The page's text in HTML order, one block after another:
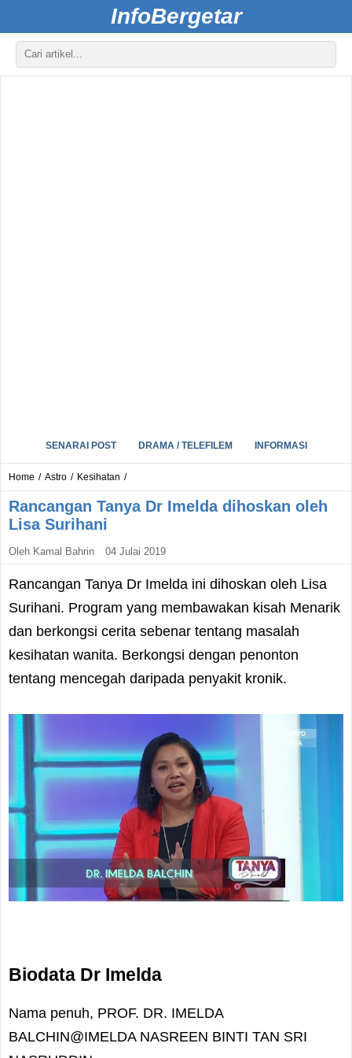
InfoBergetar
SENARAI POST DRAMA / TELEFILEM INFORMASI
Home / Astro / Kesihatan /
Rancangan Tanya Dr Imelda dihoskan oleh
Lisa Surihani
Oleh Kamal Bahrin 04 Julai 2019
Rancangan Tanya Dr Imelda ini dihoskan oleh Lisa
Surihani. Program yang membawakan kisah Menarik
dan berkongsi cerita sebenar tentang masalah
kesihatan wanita. Berkongsi dengan penonton
tentang mencegah daripada penyakit kronik.
Biodata Dr Imelda
Nama penuh, PROF. DR. IMELDA
BALCHIN@IMELDA NASREEN BINTI TAN SRI